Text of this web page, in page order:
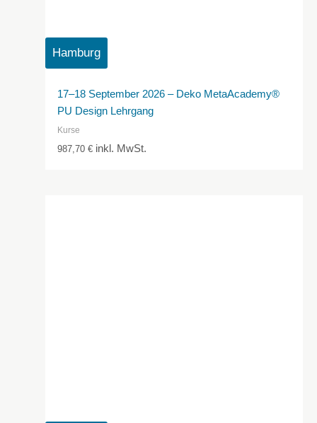
Hamburg
17–18 September 2026 – Deko MetaAcademy®
PU Design Lehrgang
Kurse
987,70€ inkl. MwSt.